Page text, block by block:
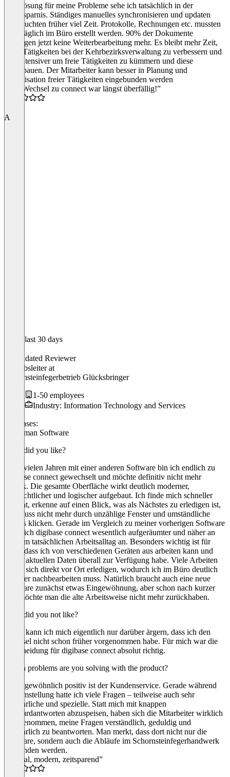
Die Lösung für meine Probleme sehe ich tatsächlich in der
Zeitersparnis. Ständiges manuelles synchronisieren und updaten
verbrauchten früher viel Zeit. Protokolle, Rechnungen etc. mussten
nachträglich im Büro erstellt werden. 90% der Dokumente
benötigen jetzt keine Weiterbearbeitung mehr. Es bleibt mehr Zeit,
seine Tätigkeiten bei der Kehrbezirksverwaltung zu verbessern und
sich intensiver um freie Tätigkeiten zu kümmern und diese
auszubauen. Der Mitarbeiter kann besser in Planung und
Organisation freier Tätigkeiten eingebunden werden
“Der Wechsel zu connect war längst überfällig!”
A
In the last 30 days
Validated Reviewer
Betriebsleiterat
Schornsteinfegerbetrieb Glücksbringer
1-50 employees
Industry: Information Technology and Services
Use cases:
Craftsman Software
What did you like?
Nach vielen Jahren mit einer anderen Software bin ich endlich zu
digibase connect gewechselt und möchte definitiv nicht mehr
zurück. Die gesamte Oberfläche wirkt deutlich moderner,
übersichtlicher und logischer aufgebaut. Ich finde mich schneller
zurecht, erkenne auf einen Blick, was als Nächstes zu erledigen ist,
und muss nicht mehr durch unzählige Fenster und umständliche
Menüs klicken. Gerade im Vergleich zu meiner vorherigen Software
fühlt sich digibase connect wesentlich aufgeräumter und näher an
meinem tatsächlichen Arbeitsalltag an. Besonders wichtig ist für
mich, dass ich von verschiedenen Geräten aus arbeiten kann und
meine aktuellen Daten überall zur Verfügung habe. Viele Arbeiten
lassen sich direkt vor Ort erledigen, wodurch ich im Büro deutlich
weniger nachbearbeiten muss. Natürlich braucht auch eine neue
Software zunächst etwas Eingewöhnung, aber schon nach kurzer
Zeit möchte man die alte Arbeitsweise nicht mehr zurückhaben.
What did you not like?
Heute kann ich mich eigentlich nur darüber ärgern, dass ich den
Wechsel nicht schon früher vorgenommen habe. Für mich war die
Entscheidung für digibase connect absolut richtig.
Which problems are you solving with the product?
Außergewöhnlich positiv ist der Kundenservice. Gerade während
der Umstellung hatte ich viele Fragen – teilweise auch sehr
ausführliche und spezielle. Statt mich mit knappen
Standardantworten abzuspeisen, haben sich die Mitarbeiter wirklich
Zeit genommen, meine Fragen verständlich, geduldig und
ausführlich zu beantworten. Man merkt, dass dort nicht nur die
Software, sondern auch die Abläufe im Schornsteinfegerhandwerk
verstanden werden.
“Digital, modern, zeitsparend”